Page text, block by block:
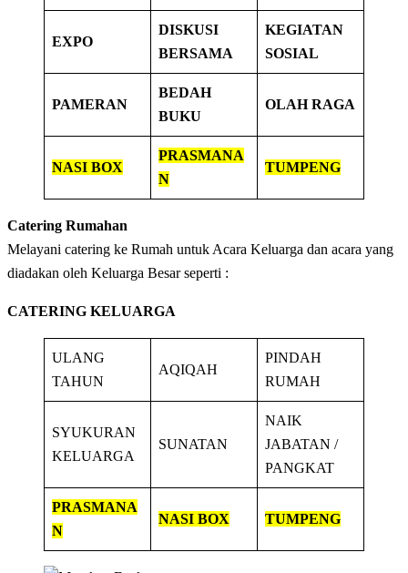
EXPO
DISKUSI
BERSAMA
KEGIATAN
SOSIAL
PAMERAN
BEDAH
BUKU
OLAH RAGA
NASI BOX
PRASMANA
N
TUMPENG
Catering Rumahan
Melayani catering ke Rumah untuk Acara Keluarga dan acara yang
diadakan oleh Keluarga Besar seperti :
CATERING KELUARGA
ULANG
TAHUN
AQIQAH
PINDAH
RUMAH
SYUKURAN
KELUARGA
SUNATAN
NAIK
JABATAN /
PANGKAT
PRASMANA
N
NASI BOX TUMPENG